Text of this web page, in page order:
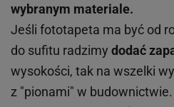
wybranym materiale.
Jeśli fototapeta ma być od
do sufitu radzimy dodać
wysokości, tak na wszelki
z "pionami" w